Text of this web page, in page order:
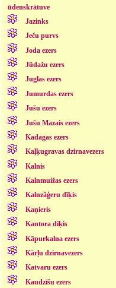
ūdenskrātuve
Jazinks
Ječu purvs
Joda ezers
Jūdažu ezers
Juglas ezers
Jumurdas ezers
Jušu ezers
Jušu Mazais ezers
Kadagas ezers
Kaļķugravas dzirnavezers
Kalnis
Kalnmuižas ezers
Kalnzāģeru dīķis
Kaņieris
Kantora dīķis
Kāpurkalna ezers
Kārļu dzirnavezers
Katvaru ezers
Kaudzīšu ezers